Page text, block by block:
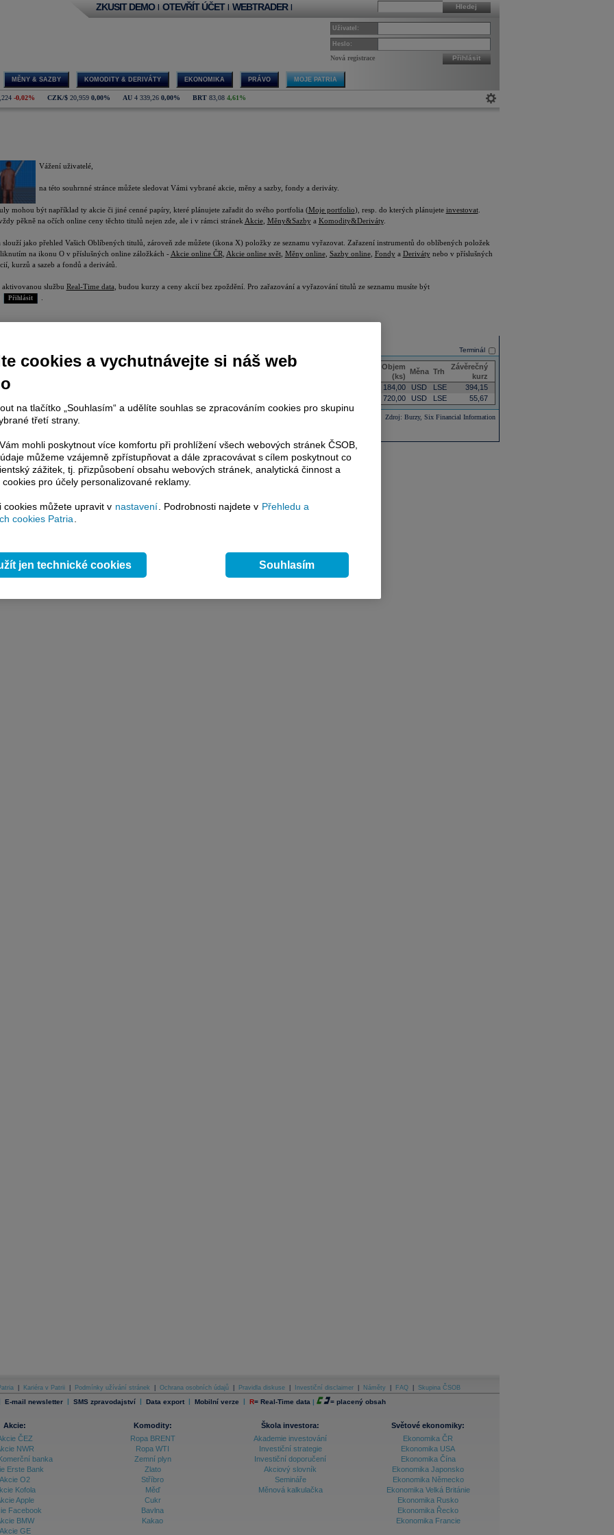
Hledej
ZKUSIT DEMO | OTEVŘÍT ÚČET | WEBTRADER |
Uživatel:
Heslo:
Nová registrace Přihlásit
MĚNY & SAZBY KOMODITY & DERIVÁTY EKONOMIKA PRÁVO MOJE PATRIA
-0,02% CZK/$ 20,959 0,00% AU 4 339,26 0,00% BRT 83,08 4,61%
Vážení uživatelé,
na této souhrnné stránce můžete sledovat Vámi vybrané akcie, měny a sazby, fondy a deriváty.
mohou být například ty akcie či jiné cenné papíry, které plánujete zařadit do svého portfolia (Moje portfolio), resp. do kterých plánujete investovat.
pěkně na očích online ceny těchto titulů nejen zde, ale i v rámci stránek Akcie, Měny&Sazby a Komodity&Deriváty.
slouží jako přehled Vašich Oblíbených titulů, zároveň zde můžete (ikona X) položky ze seznamu vyřazovat. Zařazení instrumentů do oblíbených položek
na ikonu O v příslušných online záložkách - Akcie online ČR Akcie online svět, Měny online, Sazby online, Fondy a Deriváty nebo v příslušných
kurzů a sazeb a fondů a derivátů.
aktivovanou službu Real-Time data , budou kurzy a ceny akcií bez zpoždění. Pro zařazování a vyřazování titulů ze seznamu musíte být
Přihlásit
Terminál
Datum a
Nejlepší
Nejlepší
Poslední
Objem
(ks)
Měna Trh
Závěrečný
kurz
X ETFS PHYSICAL GOLD 15 184,00 USD LSE
394,15
41 720,00 USD LSE 55,67
Zdroj: Burzy, Six Financial Information
data si mohou aktivovat klienti Patria Plus / Investor Plus
Kariéra v Patrii Podmínky užívání stránek Ochrana osobních údajů Pravidla diskuse Investiční disclaimer Náměty FAQ Skupina ČSOB
E-mail newsletter | SMS zpravodajství | Data export | Mobilní verze | R= Real-Time data | = placený obsah
Akcie:
ČEZ
NWR
banka
Erste Bank
Akcie O2
Kofola
Apple
Facebook
BMW
Akcie GE
Komodity:
Ropa BRENT
Ropa WTI
Zemní plyn
Zlato
Stříbro
Měď
Cukr
Bavlna
Kakao
Škola investora:
Akademie investování
Investiční strategie
Investiční doporučení
Akciový slovník
Semináře
Měnová kalkulačka
Světové ekonomiky:
Ekonomika ČR
Ekonomika USA
Ekonomika Čína
Ekonomika Japonsko
Ekonomika Německo
Ekonomika Velká Británie
Ekonomika Rusko
Ekonomika Řecko
Ekonomika Francie
cookies a vychutnávejte si náš web
na tlačítko „Souhlasím“ a udělíte souhlas se zpracováním cookies pro skupinu
třetí strany.
mohli poskytnout více komfortu při prohlížení všech webových stránek ČSOB,
můžeme vzájemně zpřístupňovat a dále zpracovávat s cílem poskytnout co
zážitek, tj. přizpůsobení obsahu webových stránek, analytická činnost a
pro účely personalizované reklamy.
cookies můžete upravit v nastavení. Podrobnosti najdete v Přehledu a
cookies Patria.
jen technické cookies Souhlasím